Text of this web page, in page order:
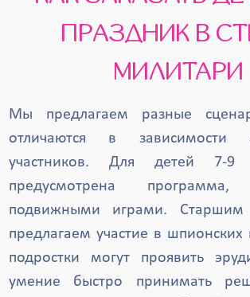
ПРАЗДНИК В
МИЛИТАРИ
Мы предлагаем разные
отличаются в зависимости
участников. Для детей 7-
предусмотрена программа,
подвижными играми.
предлагаем участие в шпионских
подростки могут проявить
умение быстро принимать